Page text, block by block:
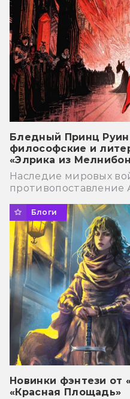
Бледный Принц
философские и
«Элрика из
Наследие мировых
противопоставление
Блоги
Новинки фэнтези от
«Красная Площадь»